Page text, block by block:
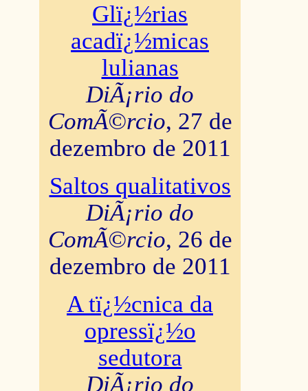
Glï¿½rias
acadï¿½micas
lulianas
DiÃ¡rio do
ComÃ©rcio, 27 de
dezembro de 2011
Saltos qualitativos
DiÃ¡rio do
ComÃ©rcio, 26 de
dezembro de 2011
A tï¿½cnica da
opressï¿½o
sedutora
DiÃ¡rio do